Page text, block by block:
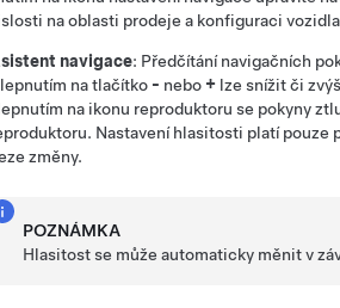
na oblasti prodeje a konfiguraci
navigace: Předčítání navigačních
na tlačítko - nebo + lze snížit či
na ikonu reproduktoru se pokyny
Nastavení hlasitosti platí pouze
změny.
POZNÁMKA
Hlasitost se může automaticky měnit v